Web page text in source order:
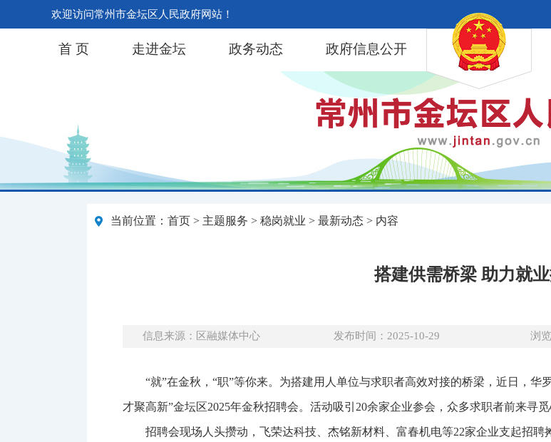
欢迎访问常州市金坛区人民政府网站！
首 页 走进金坛 政务动态 政府信息公开
当前位置： 首页 > 主题服务 > 稳岗就业 > 最新动态 > 内容
搭建供需桥梁 助力就
信息来源：区融媒体中心 发布时间：2025-10-29 浏
“就”在金秋，“职”等你来。为搭建用人单位与求职者高效对接的桥梁，近日，
才聚高新”金坛区2025年金秋招聘会。活动吸引20余家企业参会，众多求职者前来寻觅
招聘会现场人头攒动，飞荣达科技、杰铭新材料、富春机电等22家企业支起招聘